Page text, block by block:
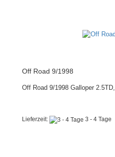
Off Road 9/1998
Off Road 9/1998 Galloper
Lieferzeit: 3 - 4 Tage